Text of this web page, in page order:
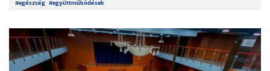
#egészség #együttműködések